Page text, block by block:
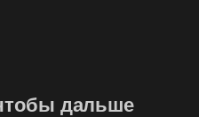
дальше